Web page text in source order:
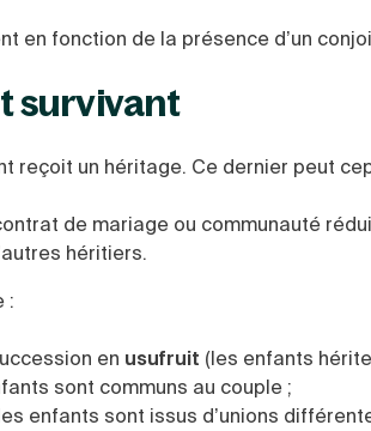
en fonction de la présence d’un
survivant
reçoit un héritage. Ce dernier peut
de mariage ou communauté
héritiers.
:
en usufruit (les enfants
sont communs au couple ;
enfants sont issus d’unions